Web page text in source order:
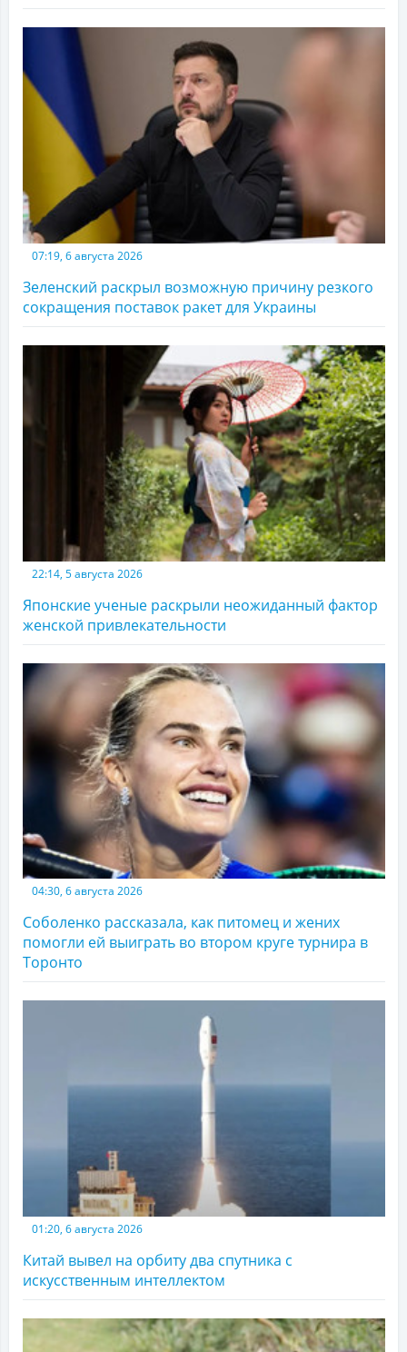
07:19, 6 августа 2026
Зеленский раскрыл возможную причину резкого
сокращения поставок ракет для Украины
22:14, 5 августа 2026
Японские ученые раскрыли неожиданный фактор
женской привлекательности
04:30, 6 августа 2026
Соболенко рассказала, как питомец и жених
помогли ей выиграть во втором круге турнира в
Торонто
01:20, 6 августа 2026
Китай вывел на орбиту два спутника с
искусственным интеллектом